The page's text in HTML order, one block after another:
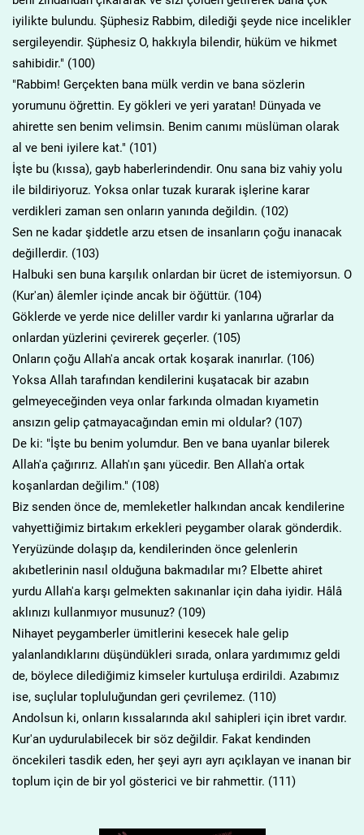
iyilikte bulundu. Şüphesiz Rabbim, dilediği şeyde nice incelikler
sergileyendir. Şüphesiz O, hakkıyla bilendir, hüküm ve hikmet
sahibidir." (100)
"Rabbim! Gerçekten bana mülk verdin ve bana sözlerin
yorumunu öğrettin. Ey gökleri ve yeri yaratan! Dünyada ve
ahirette sen benim velimsin. Benim canımı müslüman olarak
al ve beni iyilere kat." (101)
İşte bu (kıssa), gayb haberlerindendir. Onu sana biz vahiy yolu
ile bildiriyoruz. Yoksa onlar tuzak kurarak işlerine karar
verdikleri zaman sen onların yanında değildin. (102)
Sen ne kadar şiddetle arzu etsen de insanların çoğu inanacak
değillerdir. (103)
Halbuki sen buna karşılık onlardan bir ücret de istemiyorsun. O
(Kur'an) âlemler içinde ancak bir öğüttür. (104)
Göklerde ve yerde nice deliller vardır ki yanlarına uğrarlar da
onlardan yüzlerini çevirerek geçerler. (105)
Onların çoğu Allah'a ancak ortak koşarak inanırlar. (106)
Yoksa Allah tarafından kendilerini kuşatacak bir azabın
gelmeyeceğinden veya onlar farkında olmadan kıyametin
ansızın gelip çatmayacağından emin mi oldular? (107)
De ki: "İşte bu benim yolumdur. Ben ve bana uyanlar bilerek
Allah'a çağırırız. Allah'ın şanı yücedir. Ben Allah'a ortak
koşanlardan değilim." (108)
Biz senden önce de, memleketler halkından ancak kendilerine
vahyettiğimiz birtakım erkekleri peygamber olarak gönderdik.
Yeryüzünde dolaşıp da, kendilerinden önce gelenlerin
akıbetlerinin nasıl olduğuna bakmadılar mı? Elbette ahiret
yurdu Allah'a karşı gelmekten sakınanlar için daha iyidir. Hâlâ
aklınızı kullanmıyor musunuz? (109)
Nihayet peygamberler ümitlerini kesecek hale gelip
yalanlandıklarını düşündükleri sırada, onlara yardımımız geldi
de, böylece dilediğimiz kimseler kurtuluşa erdirildi. Azabımız
ise, suçlular topluluğundan geri çevrilemez. (110)
Andolsun ki, onların kıssalarında akıl sahipleri için ibret vardır.
Kur'an uydurulabilecek bir söz değildir. Fakat kendinden
öncekileri tasdik eden, her şeyi ayrı ayrı açıklayan ve inanan bir
toplum için de bir yol gösterici ve bir rahmettir. (111)